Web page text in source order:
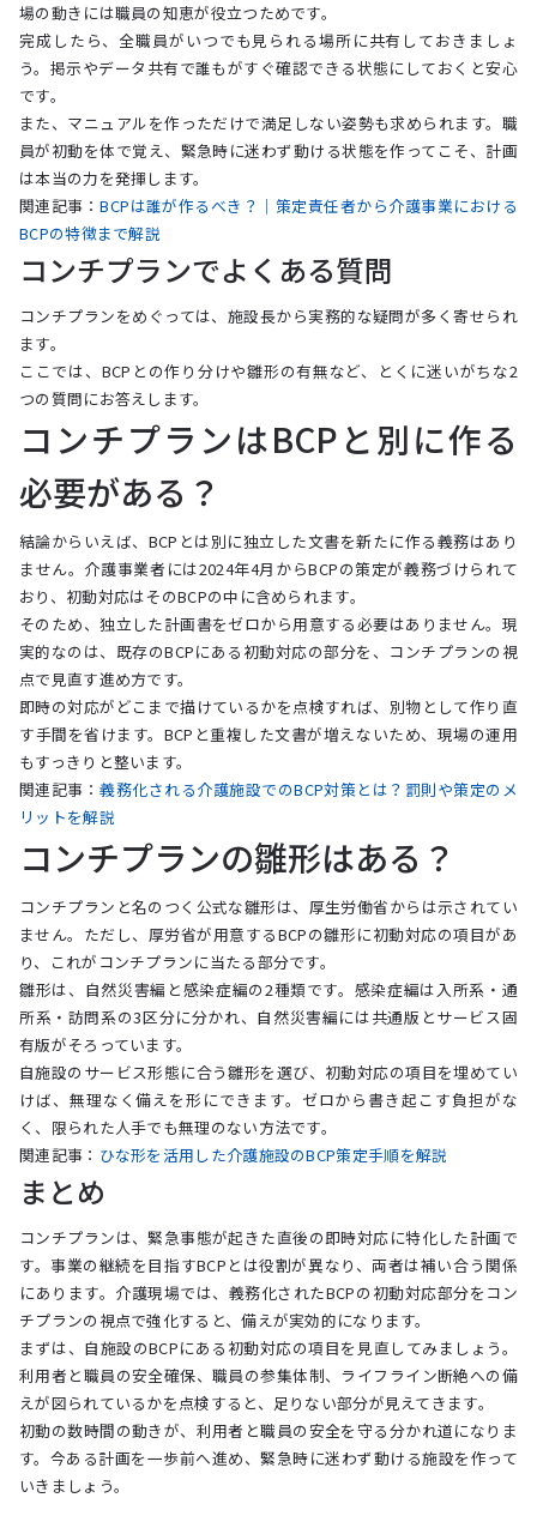
場の動きには職員の知恵が役立つためです。
完成したら、全職員がいつでも見られる場所に共有しておきましょ
う。掲示やデータ共有で誰もがすぐ確認できる状態にしておくと安心
です。
また、マニュアルを作っただけで満足しない姿勢も求められます。職
員が初動を体で覚え、緊急時に迷わず動ける状態を作ってこそ、計画
は本当の力を発揮します。
関連記事：BCPは誰が作るべき？｜策定責任者から介護事業における
BCPの特徴まで解説
コンチプランでよくある質問
コンチプランをめぐっては、施設長から実務的な疑問が多く寄せられ
ます。
ここでは、BCPとの作り分けや雛形の有無など、とくに迷いがちな2
つの質問にお答えします。
コンチプランはBCPと別に作る
必要がある？
結論からいえば、BCPとは別に独立した文書を新たに作る義務はあり
ません。介護事業者には2024年4月からBCPの策定が義務づけられて
おり、初動対応はそのBCPの中に含められます。
そのため、独立した計画書をゼロから用意する必要はありません。現
実的なのは、既存のBCPにある初動対応の部分を、コンチプランの視
点で見直す進め方です。
即時の対応がどこまで描けているかを点検すれば、別物として作り直
す手間を省けます。BCPと重複した文書が増えないため、現場の運用
もすっきりと整います。
関連記事：義務化される介護施設でのBCP対策とは？罰則や策定のメ
リットを解説
コンチプランの雛形はある？
コンチプランと名のつく公式な雛形は、厚生労働省からは示されてい
ません。ただし、厚労省が用意するBCPの雛形に初動対応の項目があ
り、これがコンチプランに当たる部分です。
雛形は、自然災害編と感染症編の2種類です。感染症編は入所系・通
所系・訪問系の3区分に分かれ、自然災害編には共通版とサービス固
有版がそろっています。
自施設のサービス形態に合う雛形を選び、初動対応の項目を埋めてい
けば、無理なく備えを形にできます。ゼロから書き起こす負担がな
く、限られた人手でも無理のない方法です。
関連記事： ひな形を活用した介護施設のBCP策定手順を解説
まとめ
コンチプランは、緊急事態が起きた直後の即時対応に特化した計画で
す。事業の継続を目指すBCPとは役割が異なり、両者は補い合う関係
にあります。介護現場では、義務化されたBCPの初動対応部分をコン
チプランの視点で強化すると、備えが実効的になります。
まずは、自施設のBCPにある初動対応の項目を見直してみましょう。
利用者と職員の安全確保、職員の参集体制、ライフライン断絶への備
えが図られているかを点検すると、足りない部分が見えてきます。
初動の数時間の動きが、利用者と職員の安全を守る分かれ道になりま
す。今ある計画を一歩前へ進め、緊急時に迷わず動ける施設を作って
いきましょう。